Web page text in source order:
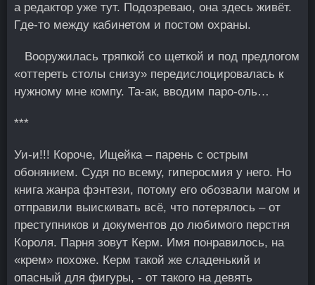
а редактор уже тут. Подозреваю, она здесь живёт.
Γде-то между кабинетом и постом оxраны.
Вооружилась тряпкой со щеткой и под предлогом
«оттереть столы снизу» передислоцировалась к
нужному мне компу. Та-ак, вводим паро-оль…
***
Уи-и!!! Короче, Ищейка – парень с острым
обонянием. Судя по всему, гиперосмия у него. Но
книга жанра фэнтези, потому его обозвали магом и
отправили выискивать всё, что потерялось – от
преступников и документов до любимого перстня
Короля. Парня зовут Керм. Имя понравилось, на
«крем» похоже. Керм такой же сладенький и
опасный для фигуры, - от такого на девять